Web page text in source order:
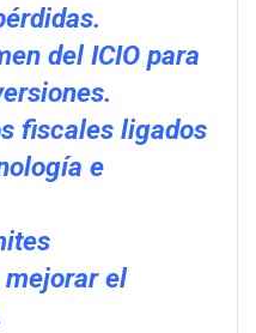
del ICIO para
fiscales ligados
e
el